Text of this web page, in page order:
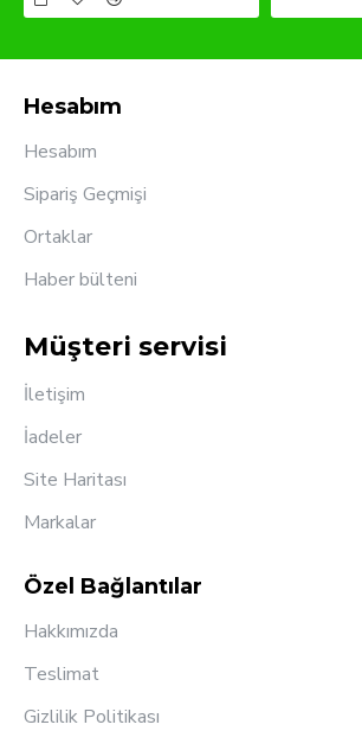
Hesabım
Hesabım
Sipariş Geçmişi
Ortaklar
Haber bülteni
Müşteri servisi
İletişim
İadeler
Site Haritası
Markalar
Özel Bağlantılar
Hakkımızda
Teslimat
Gizlilik Politikası